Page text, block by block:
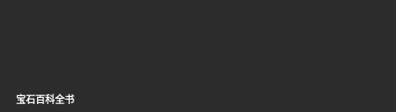
宝石百科全书